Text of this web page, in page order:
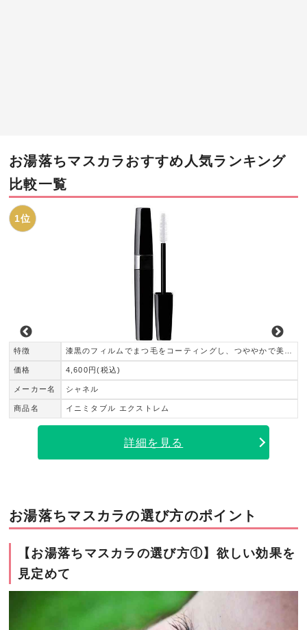
お湯落ちマスカラおすすめ人気ランキング
比較一覧
1位
特徴
価格
メーカー名
商品名
4,600円(税込)
シャネル
イニミタブル エクストレム
詳細を見る
お湯落ちマスカラの選び方のポイント
【お湯落ちマスカラの選び方①】欲しい効果を
見定めて